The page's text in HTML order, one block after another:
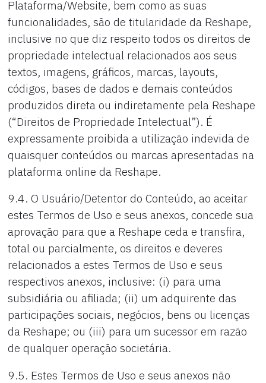
Plataforma/Website, bem como as suas
funcionalidades, são de titularidade da Reshape,
inclusive no que diz respeito todos os direitos de
propriedade intelectual relacionados aos seus
textos, imagens, gráficos, marcas, layouts,
códigos, bases de dados e demais conteúdos
produzidos direta ou indiretamente pela Reshape
(“Direitos de Propriedade Intelectual”). É
expressamente proibida a utilização indevida de
quaisquer conteúdos ou marcas apresentadas na
plataforma online da Reshape.
9.4. O Usuário/Detentor do Conteúdo, ao aceitar
estes Termos de Uso e seus anexos, concede sua
aprovação para que a Reshape ceda e transfira,
total ou parcialmente, os direitos e deveres
relacionados a estes Termos de Uso e seus
respectivos anexos, inclusive: (i) para uma
subsidiária ou afiliada; (ii) um adquirente das
participações sociais, negócios, bens ou licenças
da Reshape; ou (iii) para um sucessor em razão
de qualquer operação societária.
9.5. Estes Termos de Uso e seus anexos não